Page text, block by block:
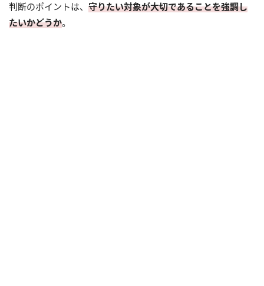
判断のポイントは、 守りたい対象が大切であることを強調し
たいかどうか。